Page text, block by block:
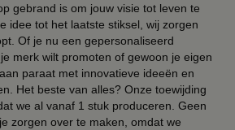
gebrand is om jouw visie tot leven te
idee tot het laatste stiksel, wij zorgen
Of je nu een gepersonaliseerd
merk wilt promoten of gewoon je eigen
paraat met innovatieve ideeën en
Het beste van alles? Onze toewijding
we al vanaf 1 stuk produceren. Geen
zorgen over te maken, omdat we